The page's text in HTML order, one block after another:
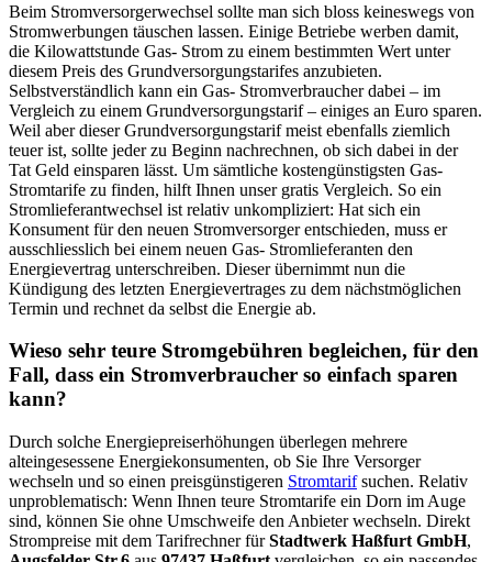
Beim Stromversorgerwechsel sollte man sich bloss keineswegs von
Stromwerbungen täuschen lassen. Einige Betriebe werben damit,
die Kilowattstunde Gas- Strom zu einem bestimmten Wert unter
diesem Preis des Grundversorgungstarifes anzubieten.
Selbstverständlich kann ein Gas- Stromverbraucher dabei – im
Vergleich zu einem Grundversorgungstarif – einiges an Euro sparen.
Weil aber dieser Grundversorgungstarif meist ebenfalls ziemlich
teuer ist, sollte jeder zu Beginn nachrechnen, ob sich dabei in der
Tat Geld einsparen lässt. Um sämtliche kostengünstigsten Gas-
Stromtarife zu finden, hilft Ihnen unser gratis Vergleich. So ein
Stromlieferantwechsel ist relativ unkompliziert: Hat sich ein
Konsument für den neuen Stromversorger entschieden, muss er
ausschliesslich bei einem neuen Gas- Stromlieferanten den
Energievertrag unterschreiben. Dieser übernimmt nun die
Kündigung des letzten Energievertrages zu dem nächstmöglichen
Termin und rechnet da selbst die Energie ab.
Wieso sehr teure Stromgebühren begleichen, für den
Fall, dass ein Stromverbraucher so einfach sparen
kann?
Durch solche Energiepreiserhöhungen überlegen mehrere
alteingesessene Energiekonsumenten, ob Sie Ihre Versorger
wechseln und so einen preisgünstigeren Stromtarifsuchen. Relativ
unproblematisch: Wenn Ihnen teure Stromtarife ein Dorn im Auge
sind, können Sie ohne Umschweife den Anbieter wechseln. Direkt
Strompreise mit dem Tarifrechner fürStadtwerk Haßfurt GmbH,